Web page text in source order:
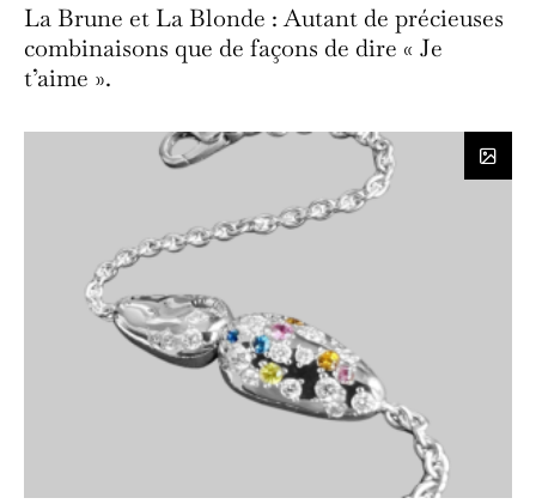
La Brune et La Blonde : Autant de précieuses
combinaisons que de façons de dire « Je
t’aime ».